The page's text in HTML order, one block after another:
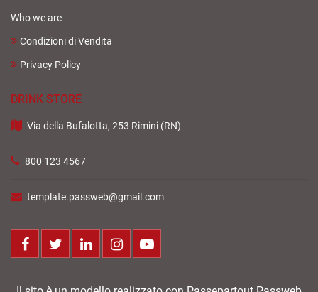
Who we are
Condizioni di Vendita
Privacy Policy
DRINK STORE
Via della Bufalotta, 253 Rimini (RN)
800 123 4567
template.passweb@gmail.com
FacebookTwitter LinkedIn